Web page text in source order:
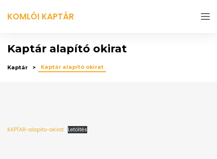
KOMLÓI KAPTÁR
Kaptár alapító okirat
Kaptár Kaptár alapító okirat
KAPTAR-alapito-okirat Letöltés